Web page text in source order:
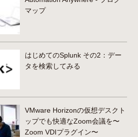
マップ
はじめてのSplunk その2：デー
タを検索してみる
VMware Horizonの仮想デスクト
ップでも快適なZoom会議を〜
Zoom VDIプラグイン〜